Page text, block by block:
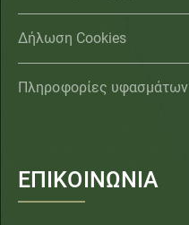
Δήλωση Cookies
Πληροφορίες υφασμάτων
ΕΠΙΚΟΙΝΩΝΙΑ